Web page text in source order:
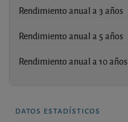
Rendimiento anual a 3 años
Rendimiento anual a 5 años
Rendimiento anual a 10 años
datos estadísticos